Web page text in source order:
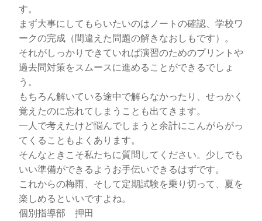
す。
まず大事にしてもらいたいのはノートの確認、学校ワ
ークの完成（間違えた問題の解きなおしもです）。
それがしっかりできていれば演習のためのプリントや
過去問対策をスムースに進めることができるでしょ
う。
もちろん解いている途中で解らなかったり、せっかく
覚えたのに忘れてしまうことも出てきます。
一人で考えたけど悩んでしまうと余計にこんがらがっ
てくることもよくあります。
そんなときこそ私たちに質問してください。少しでも
いい準備ができるようお手伝いできるはずです。
これからの梅雨、そして定期試験を乗り切って、夏を
楽しめるといいですよね。
個別指導部 押田